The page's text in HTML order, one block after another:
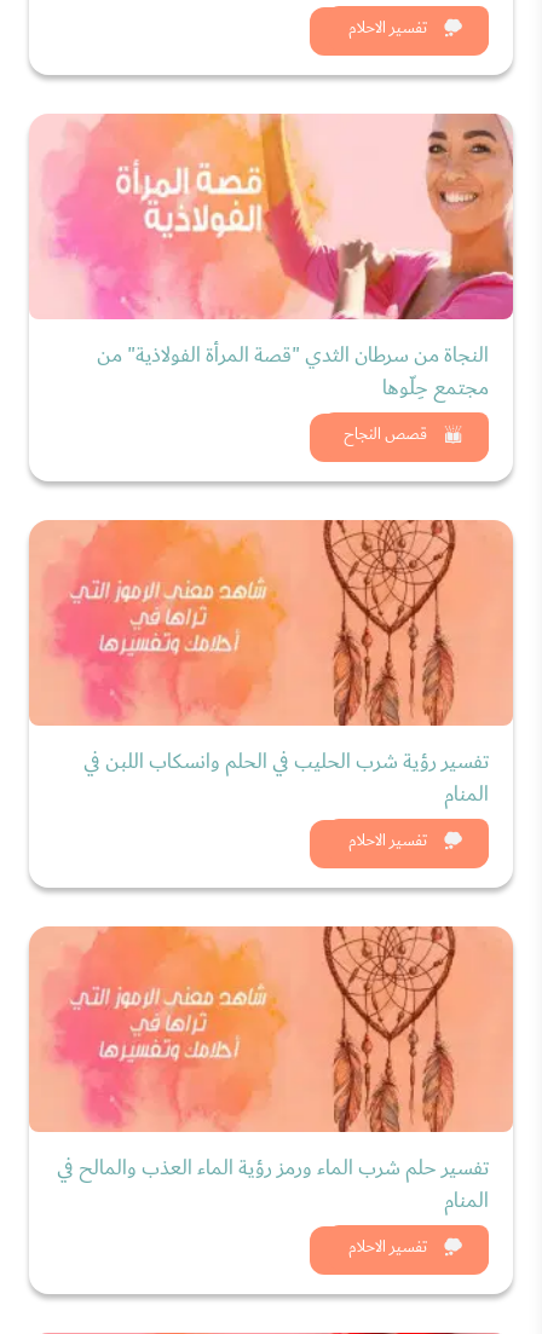
تفسير الاحلام
شاهد الان
قصص النجاح
النجاة من سرطان الثدي "قصة المرأة الفولاذية" من
مجتمع حِلّوها
شاهد الان
تفسير الاحلام
تفسير رؤية شرب الحليب في الحلم وانسكاب اللبن في
المنام
شاهد الان
تفسير الاحلام
تفسير حلم شرب الماء ورمز رؤية الماء العذب والمالح في
المنام
شاهد الان